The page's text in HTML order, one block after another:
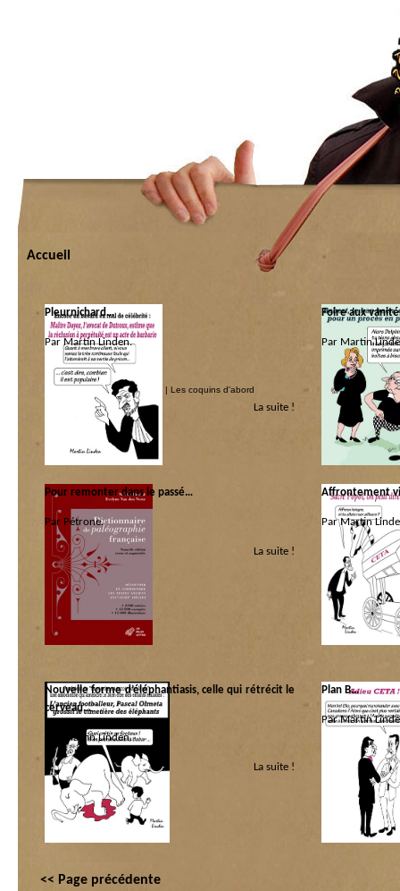
Accueil
Pleurnichard…
Par Martin Linden.
Catégorie :
Justice couchée | Les coquins d'abord
La suite !
Foire aux
Par Martin
Catégorie :
Allah là
Les
Pour remonter dans le passé…
Par Pétrone.
Catégorie :
Cogito|Dicos|
La suite !
Affrontement
Par Martin
Catégorie :
Les coquins
socialiste de
Nouvelle forme d’éléphantiasis, celle qui rétrécit le
cerveau…
Par Martin Linden.
Catégorie :
Les coquins d'abord
La suite !
Plan B…
Par Martin
Catégorie :
Les coquins
socialiste de
<< Page précédente